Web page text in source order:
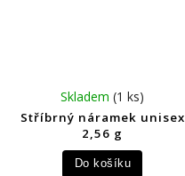
Stříbrný náramek unisex
2,56 g
Skladem(1 ks)
Do košíku